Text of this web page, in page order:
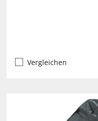
Vergleichen